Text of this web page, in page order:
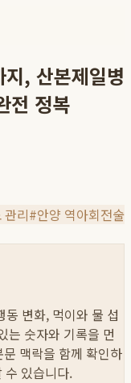
, 산본제일병
전 정복
관리#안양 역아회전술
변화, 먹이와 물 섭
는 숫자와 기록을 먼
맥락을 함께 확인하
수 있습니다.